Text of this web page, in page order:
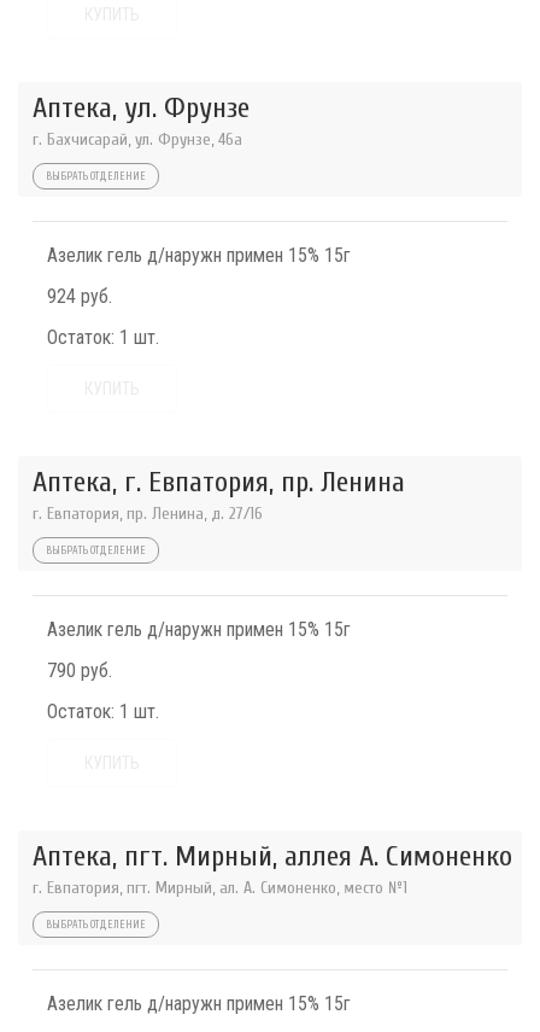
Аптека, ул. Фрунзе
г. Бахчисарай, ул. Фрунзе, 46а
ВЫБРАТЬ ОТДЕЛЕНИЕ
Азелик гель д/наружн примен 15% 15г
924 руб.
Остаток: 1 шт.
Аптека, г. Евпатория, пр. Ленина
г. Евпатория, пр. Ленина, д. 27/16
ВЫБРАТЬ ОТДЕЛЕНИЕ
Азелик гель д/наружн примен 15% 15г
790 руб.
Остаток: 1 шт.
Аптека, пгт. Мирный, аллея А. Симоненко
г. Евпатория, пгт. Мирный, ал. А. Симоненко, место №1
ВЫБРАТЬ ОТДЕЛЕНИЕ
Азелик гель д/наружн примен 15% 15г